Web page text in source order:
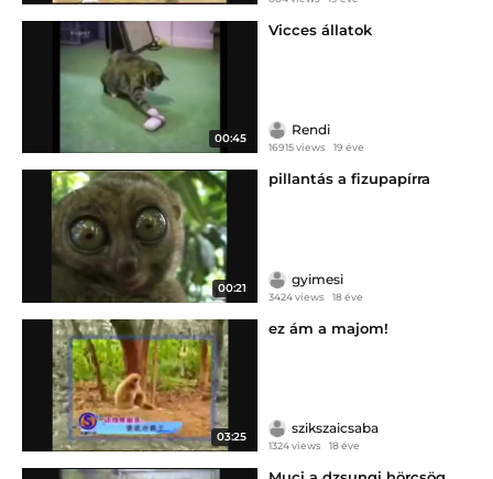
00:45
Vicces állatok
Rendi
16915 views 19 éve
00:21
pillantás a fizupapírra
gyimesi
3424 views 18 éve
03:25
ez ám a majom!
szikszaicsaba
1324 views 18 éve